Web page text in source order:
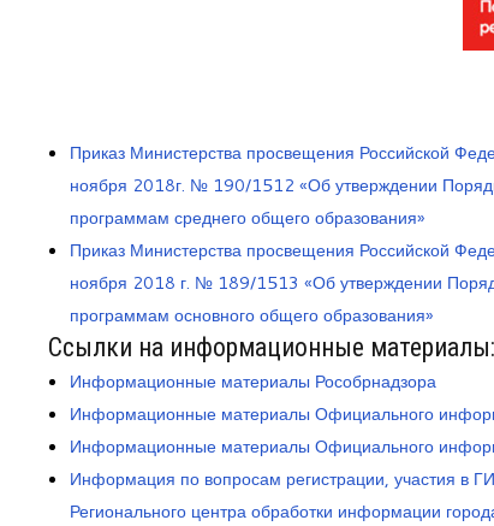
Приказ Министерства просвещения Российской
ноября 2018г. № 190/1512 «Об утверждении
программам среднего общего образования»
Приказ Министерства просвещения Российской
ноября 2018 г. № 189/1513 «Об утверждении
программам основного общего образования»
Ссылки на информационные материалы:
Информационные материалы Рособрнадзора
Информационные материалы Официального
Информационные материалы Официального
Информация по вопросам регистрации, участия в
Регионального центра обработки информации